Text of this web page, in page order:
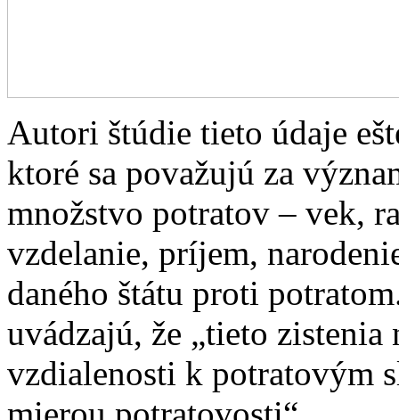
Autori štúdie tieto údaje
ktoré sa považujú za
množstvo potratov – vek,
vzdelanie, príjem,
daného štátu proti
uvádzajú, že „tieto zistenia
vzdialenosti k potratovým